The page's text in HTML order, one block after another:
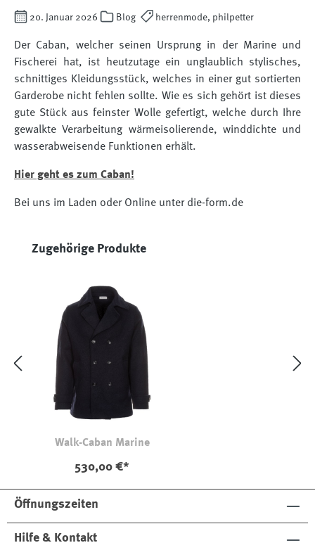
20. Januar 2026 Blog herrenmode, philpetter
Der Caban, welcher seinen Ursprung in der Marine und
Fischerei hat, ist heutzutage ein unglaublich stylisches,
schnittiges Kleidungsstück, welches in einer gut sortierten
Garderobe nicht fehlen sollte. Wie es sich gehört ist dieses
gute Stück aus feinster Wolle gefertigt, welche durch Ihre
gewalkte Verarbeitung wärmeisolierende, winddichte und
wasserabweisende Funktionen erhält.
Hier geht es zum Caban!
Bei uns im Laden oder Online unter die-form.de
Produktgalerie überspringen
Zugehörige Produkte
Walk-Caban Marine
530,00 €*
Öffnungszeiten
Hilfe & Kontakt